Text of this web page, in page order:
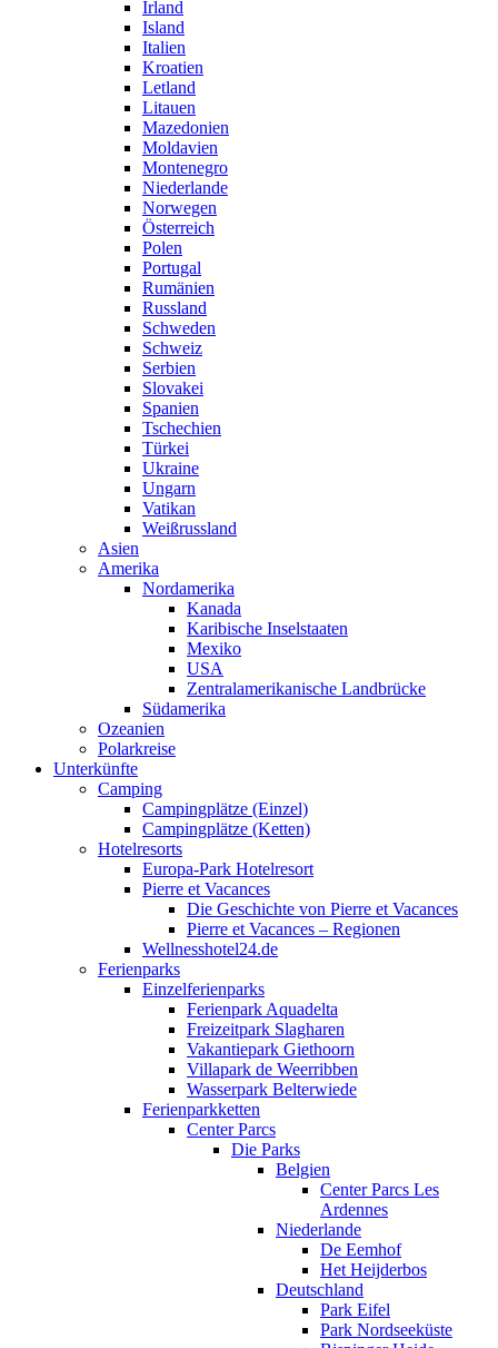
Irland
Island
Italien
Kroatien
Letland
Litauen
Mazedonien
Moldavien
Montenegro
Niederlande
Norwegen
Österreich
Polen
Portugal
Rumänien
Russland
Schweden
Schweiz
Serbien
Slovakei
Spanien
Tschechien
Türkei
Ukraine
Ungarn
Vatikan
Weißrussland
Asien
Amerika
Nordamerika
Kanada
Karibische Inselstaaten
Mexiko
USA
Zentralamerikanische Landbrücke
Südamerika
Ozeanien
Polarkreise
Unterkünfte
Camping
Campingplätze (Einzel)
Campingplätze (Ketten)
Hotelresorts
Europa-Park Hotelresort
Pierre et Vacances
Die Geschichte von Pierre et Vacances
Pierre et Vacances – Regionen
Wellnesshotel24.de
Ferienparks
Einzelferienparks
Ferienpark Aquadelta
Freizeitpark Slagharen
Vakantiepark Giethoorn
Villapark de Weerribben
Wasserpark Belterwiede
Ferienparkketten
Center Parcs
Die Parks
Belgien
Center Parcs Les
Ardennes
Niederlande
De Eemhof
Het Heijderbos
Deutschland
Park Eifel
Park Nordseeküste